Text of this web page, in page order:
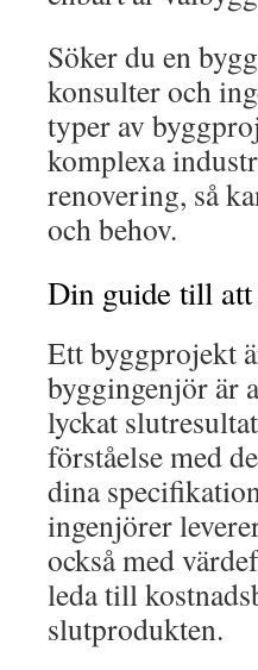
Söker du en
konsulter och
typer av
komplexa
renovering, så
och behov.
Din guide till
Ett byggprojekt
byggingenjör är
lyckat
förståelse med
dina
ingenjörer
också med
leda till
slutprodukten.